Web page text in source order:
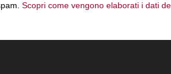
Scopri come vengono elaborati i dati